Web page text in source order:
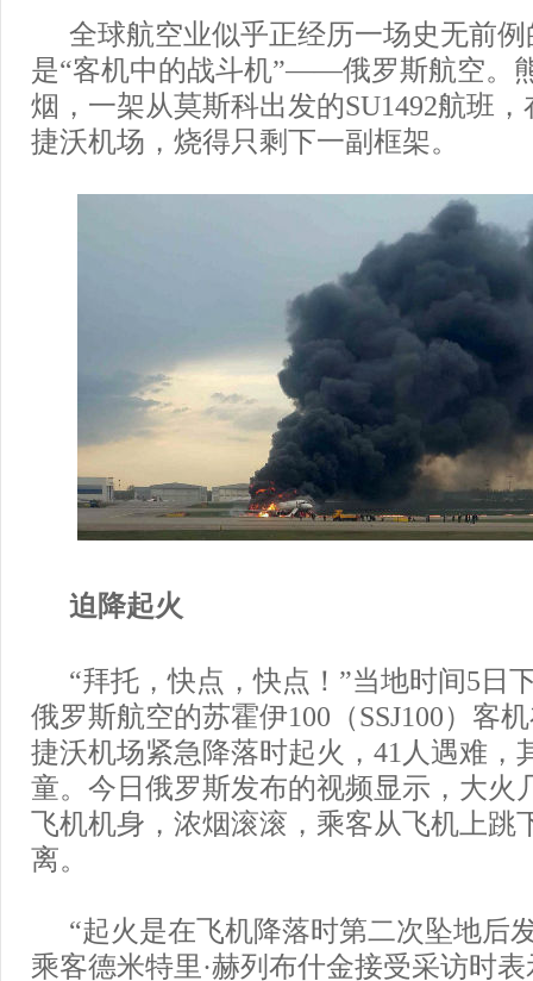
全球航空业似乎正经历一场史无前
是“客机中的战斗机”——俄罗斯航空。
烟，一架从莫斯科出发的SU1492航班
捷沃机场，烧得只剩下一副框架。
迫降起火
“拜托，快点，快点！”当地时间5日
俄罗斯航空的苏霍伊100（SSJ100）客
捷沃机场紧急降落时起火，41人遇难，
童。今日俄罗斯发布的视频显示，大火
飞机机身，浓烟滚滚，乘客从飞机上跳
离。
“起火是在飞机降落时第二次坠地后
乘客德米特里·赫列布什金接受采访时